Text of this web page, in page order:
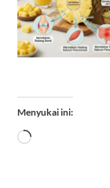
Menyukai ini:
Memuat...